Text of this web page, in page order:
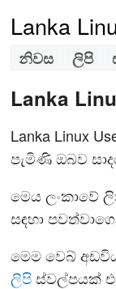
Lanka
නිවස ලිපි
Lanka
Lanka Linux
පැමිණි ඔබව
මෙය ලංකාවේ
සඳහා
මෙම වෙබ්
ලිපිස්වල්පයක්